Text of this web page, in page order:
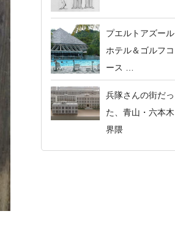
プエルトアズール
ホテル＆ゴルフコ
ース …
兵隊さんの街だっ
た、青山・六本木
界隈